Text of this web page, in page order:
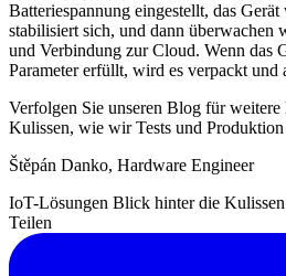
Batteriespannung eingestellt, das
stabilisiert sich, und dann überwachen
und Verbindung zur Cloud. Wenn das
Parameter erfüllt, wird es verpackt und
Verfolgen Sie unseren Blog für
Kulissen, wie wir Tests und Produktion
Štěpán Danko, Hardware Engineer
IoT-Lösungen Blick hinter die Kulissen
Teilen